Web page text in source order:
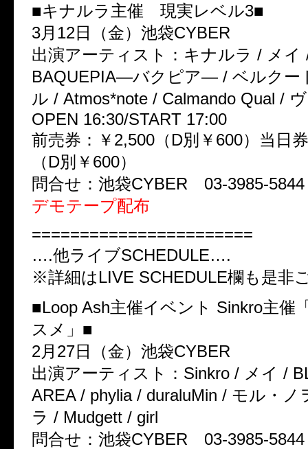
■キナルラ主催 現実レベル3■
3月12日（金）池袋CYBER
出演アーティスト：キナルラ / メイ
BAQUEPIA―バクピア― / ベルクー
ル / Atmos*note / Calmando Qual /
OPEN 16:30/START 17:00
前売券：￥2,500（D別￥600）当日
（D別￥600）
問合せ：池袋CYBER 03-3985-5844
デモテープ配布
=======================
….他ライブSCHEDULE….
※詳細はLIVE SCHEDULE欄も是非
■Loop Ash主催イベント Sinkro主催
スメ」■
2月27日（金）池袋CYBER
出演アーティスト：Sinkro / メイ /
AREA / phylia / duraluMin / モル・
ラ / Mudgett / girl
問合せ：池袋CYBER 03-3985-5844